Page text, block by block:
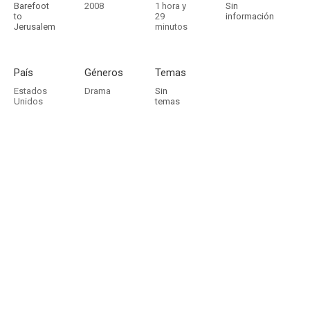
Barefoot
to
Jerusalem
2008
1 hora y
29
minutos
Sin
información
País
Estados
Unidos
Géneros
Drama
Temas
Sin
temas